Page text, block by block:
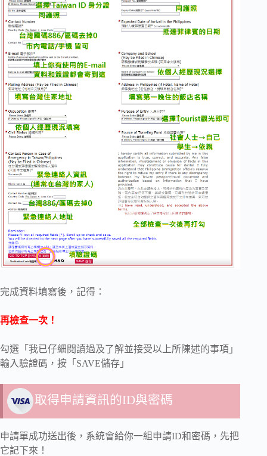
完成資料填寫後，記得：
再檢查一次！
勾選「我已仔細閱讀過及了解並接受以上所陳述的事項」
輸入驗證碼，按「SAVE儲存」
取得申請資訊的ID與密碼
申請單成功送出後，系統會給你一組申請ID和密碼，先把
它記下來！